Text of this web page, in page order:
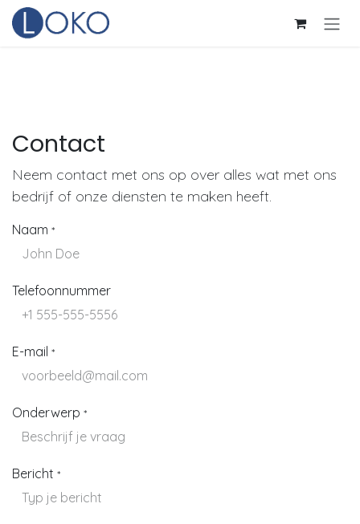
Overslaan naar inhoud
Contact
Neem contact met ons op over alles wat met ons
bedrijf of onze diensten te maken heeft.
Naam *
Telefoonnummer
E-mail *
Onderwerp *
Bericht *